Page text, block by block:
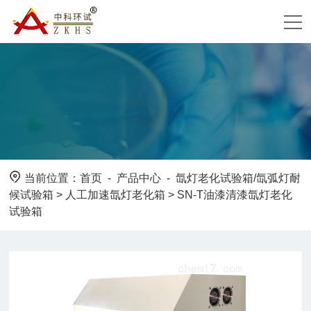
当前位置：首页 - 产品中心 -氙灯老化试验箱/氙弧灯耐
候试验箱 > 人工加速氙灯老化箱 > SN-T油漆清漆氙灯老化
试验箱